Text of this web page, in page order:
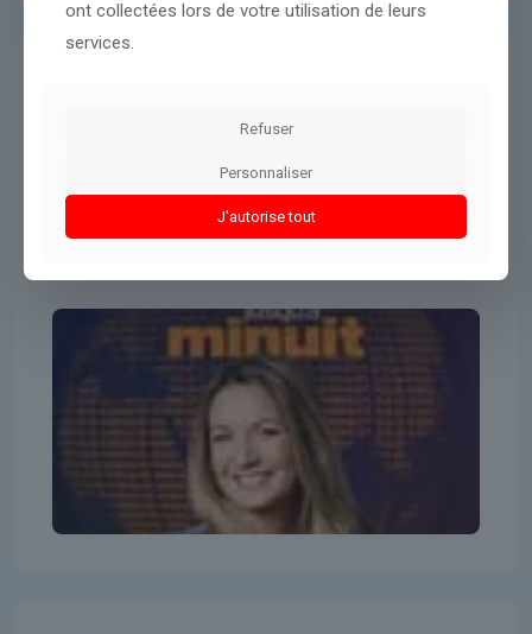
Volodymyr Zelensky accuse la
Russie de « terrorisme nucléaire »
Lire l'article
ont collectées lors de votre utilisation de leurs
services.
Refuser
Personnaliser
J'autorise tout